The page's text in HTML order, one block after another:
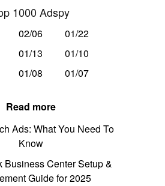
1000 Adspy
02/06
01/22
01/13
01/10
01/08 01/07
Read more
Ads: What You Need To
Know
Business Center Setup &
Guide for 2025